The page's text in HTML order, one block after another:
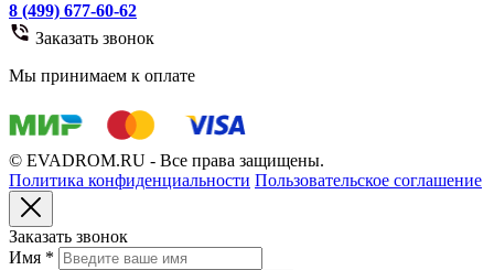
8 (499) 677-60-62
Заказать звонок
Мы принимаем к оплате
© EVADROM.RU - Все права защищены.
Политика конфиденциальности Пользовательское соглашение
Заказать звонок
Имя *